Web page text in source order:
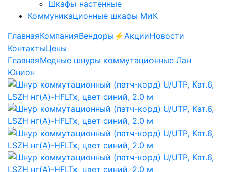
Шкафы настенные
Коммуникационные шкафы МиК
ГлавнаяКомпанияВендоры ⚡️АкцииНовости
КонтактыЦены
ГлавнаяМедные шнуры коммутационные Лан
Юнион